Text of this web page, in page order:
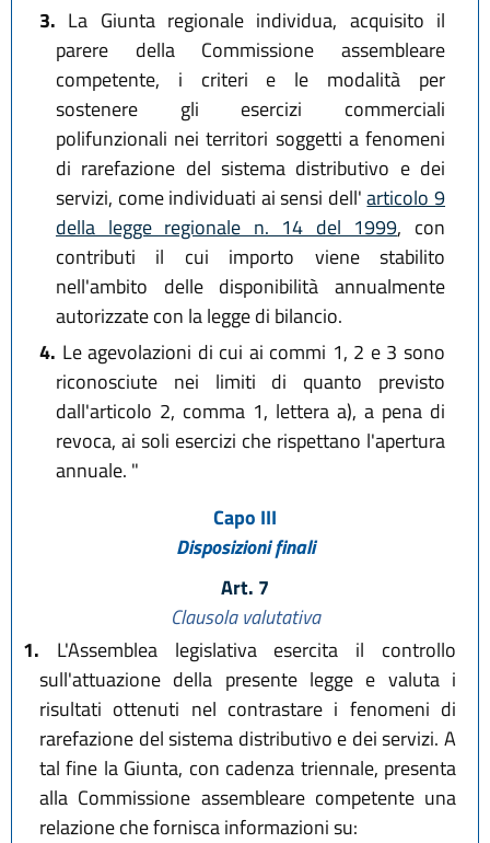
3. La Giunta regionale individua, acquisito il
parere della Commissione assembleare
competente, i criteri e le modalità per
sostenere gli esercizi commerciali
polifunzionali nei territori soggetti a fenomeni
di rarefazione del sistema distributivo e dei
servizi, come individuati ai sensi dell'articolo 9
della legge regionale n. 14 del 1999, con
contributi il cui importo viene stabilito
nell'ambito delle disponibilità annualmente
autorizzate con la legge di bilancio.
4. Le agevolazioni di cui ai commi 1, 2 e 3 sono
riconosciute nei limiti di quanto previsto
dall'articolo 2, comma 1, lettera a), a pena di
revoca, ai soli esercizi che rispettano l'apertura
annuale. "
Capo III
Disposizioni finali
Art. 7
Clausola valutativa
1. L'Assemblea legislativa esercita il controllo
sull'attuazione della presente legge e valuta i
risultati ottenuti nel contrastare i fenomeni di
rarefazione del sistema distributivo e dei servizi. A
tal fine la Giunta, con cadenza triennale, presenta
alla Commissione assembleare competente una
relazione che fornisca informazioni su: